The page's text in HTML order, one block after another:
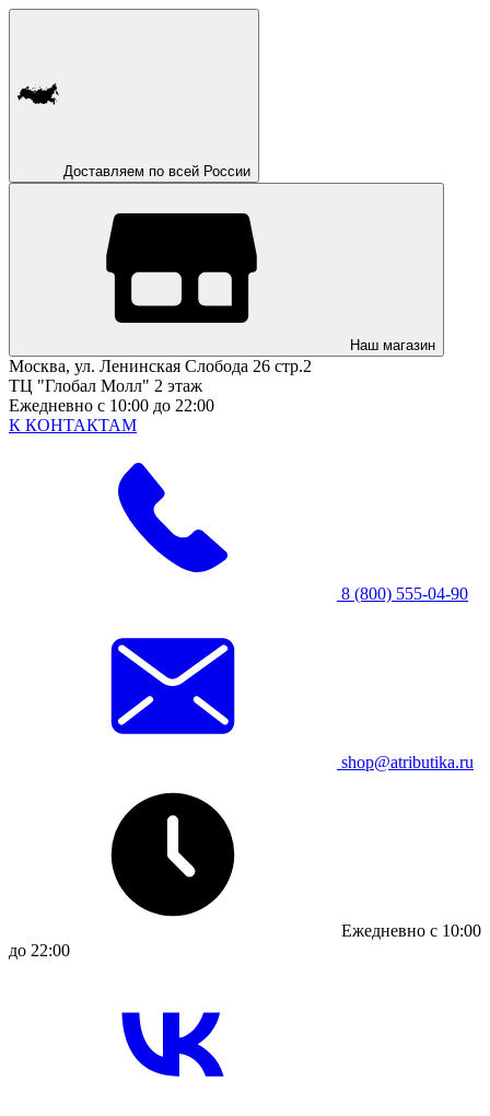
Доставляем по всей России
Наш магазин
Москва, ул. Ленинская Слобода 26 стр.2
ТЦ "Глобал Молл" 2 этаж
Ежедневно с 10:00 до 22:00
К КОНТАКТАМ
8 (800) 555-04-90
shop@atributika.ru
Ежедневно с 10:00
до 22:00